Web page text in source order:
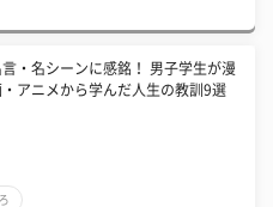
言・名シーンに感銘！ 男子学生が漫
・アニメから学んだ人生の教訓9選